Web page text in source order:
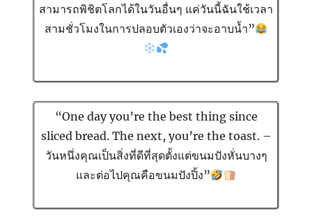
สามารถพิชิตโลกได้ในวันอื่นๆ แค่วันนี้ฉันใช้เวลา
สามชั่วโมงในการปลอบตัวเองว่าจะอาบน้ำ”
“One day you’re the best thing since
sliced bread. The next, you’re the toast. –
วันหนึ่งคุณเป็นสิ่งที่ดีที่สุดตั้งแต่ขนมปังหั่นบางๆ
และต่อไปคุณคือขนมปังปิ้ง”